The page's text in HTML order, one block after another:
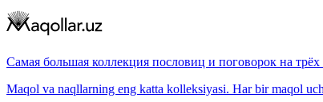
Самая большая коллекция пословиц и поговорок на
Maqol va naqllarning eng katta kolleksiyasi. Har bir maqol